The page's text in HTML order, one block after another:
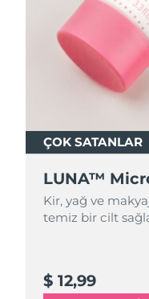
ÇOK SATANLAR
LUNA™
Kir, yağ ve
temiz bir cilt
$ 12,99
ÇOK SATANLAR
LUNA™
Kir, yağ ve
temiz bir cilt
$ 44,9